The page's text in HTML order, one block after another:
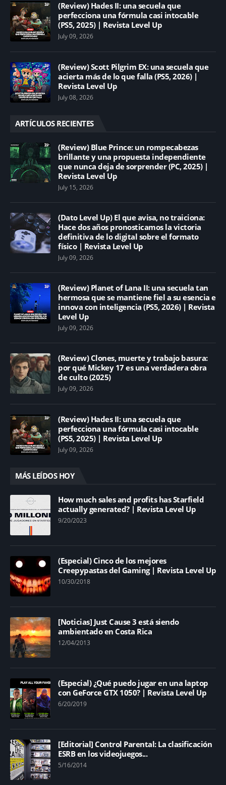
(Review) Hades II: una secuela que
perfecciona una fórmula casi intocable
(PS5, 2025) | Revista Level Up
July 09, 2026
(Review) Scott Pilgrim EX: una secuela que
acierta más de lo que falla (PS5, 2026) |
Revista Level Up
July 08, 2026
ARTÍCULOS RECIENTES
(Review) Blue Prince: un rompecabezas
brillante y una propuesta independiente
que nunca deja de sorprender (PC, 2025) |
Revista Level Up
July 15, 2026
(Dato Level Up) El que avisa, no traiciona:
Hace dos años pronosticamos la victoria
definitiva de lo digital sobre el formato
físico | Revista Level Up
July 09, 2026
(Review) Planet of Lana II: una secuela tan
hermosa que se mantiene fiel a su esencia e
innova con inteligencia (PS5, 2026) | Revista
Level Up
July 09, 2026
(Review) Clones, muerte y trabajo basura:
por qué Mickey 17 es una verdadera obra
de culto (2025)
July 09, 2026
(Review) Hades II: una secuela que
perfecciona una fórmula casi intocable
(PS5, 2025) | Revista Level Up
July 09, 2026
MÁS LEÍDOS HOY
How much sales and profits has Starfield
actually generated? | Revista Level Up
9/20/2023
(Especial) Cinco de los mejores
Creepypastas del Gaming | Revista Level Up
10/30/2018
[Noticias] Just Cause 3 está siendo
ambientado en Costa Rica
12/04/2013
(Especial) ¿Qué puedo jugar en una laptop
con GeForce GTX 1050? | Revista Level Up
6/20/2019
[Editorial] Control Parental: La clasificación
ESRB en los videojuegos...
5/16/2014